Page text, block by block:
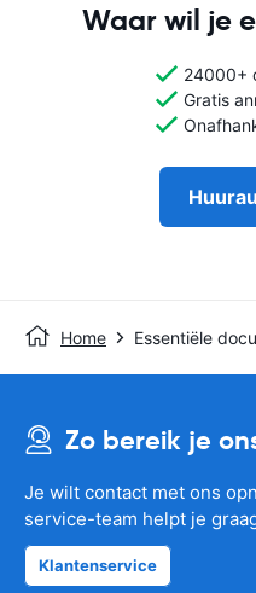
Waar wil je
24000+
Gratis
Home Essentiële
Zo bereik je
Je wilt contact met ons
service-team helpt je
Klantenservice